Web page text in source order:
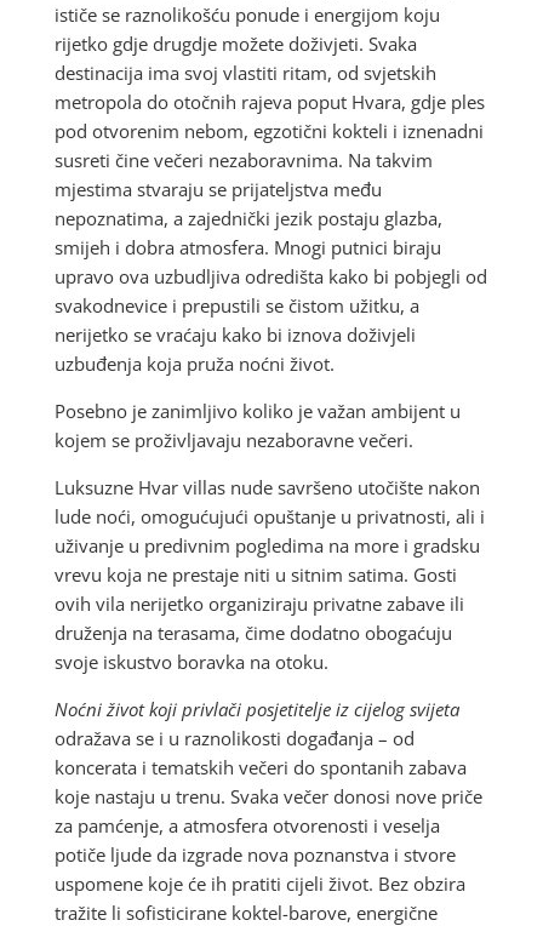
ističe se raznolikošću ponude i energijom koju
rijetko gdje drugdje možete doživjeti. Svaka
destinacija ima svoj vlastiti ritam, od svjetskih
metropola do otočnih rajeva poput Hvara, gdje ples
pod otvorenim nebom, egzotični kokteli i iznenadni
susreti čine večeri nezaboravnima. Na takvim
mjestima stvaraju se prijateljstva među
nepoznatima, a zajednički jezik postaju glazba,
smijeh i dobra atmosfera. Mnogi putnici biraju
upravo ova uzbudljiva odredišta kako bi pobjegli od
svakodnevice i prepustili se čistom užitku, a
nerijetko se vraćaju kako bi iznova doživjeli
uzbuđenja koja pruža noćni život.
Posebno je zanimljivo koliko je važan ambijent u
kojem se proživljavaju nezaboravne večeri.
Luksuzne Hvar villas nude savršeno utočište nakon
lude noći, omogućujući opuštanje u privatnosti, ali i
uživanje u predivnim pogledima na more i gradsku
vrevu koja ne prestaje niti u sitnim satima. Gosti
ovih vila nerijetko organiziraju privatne zabave ili
druženja na terasama, čime dodatno obogaćuju
svoje iskustvo boravka na otoku.
Noćni život koji privlači posjetitelje iz cijelog svijeta
odražava se i u raznolikosti događanja – od
koncerata i tematskih večeri do spontanih zabava
koje nastaju u trenu. Svaka večer donosi nove priče
za pamćenje, a atmosfera otvorenosti i veselja
potiče ljude da izgrade nova poznanstva i stvore
uspomene koje će ih pratiti cijeli život. Bez obzira
tražite li sofisticirane koktel-barove, energične